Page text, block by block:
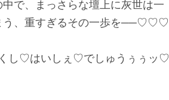
で、まっさらな壇上に灰世は一
う、重すぎるその一歩を──♡♡♡
し♡はいしぇ♡でしゅうぅぅッ♡